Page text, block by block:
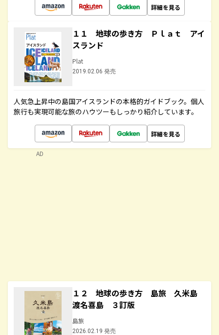
詳細を見る
１１ 地球の歩き方 Ｐｌａｔ アイ
スランド
Plat
2019.02.06 発売
人気急上昇中の島国アイスランドの本格的ガイドブック。個人
旅行も実現可能な旅のハウツーもしっかり紹介しています。
詳細を見る
１２ 地球の歩き方 島旅 久米島
渡名喜島 ３訂版
島旅
2026.02.19 発売
AD